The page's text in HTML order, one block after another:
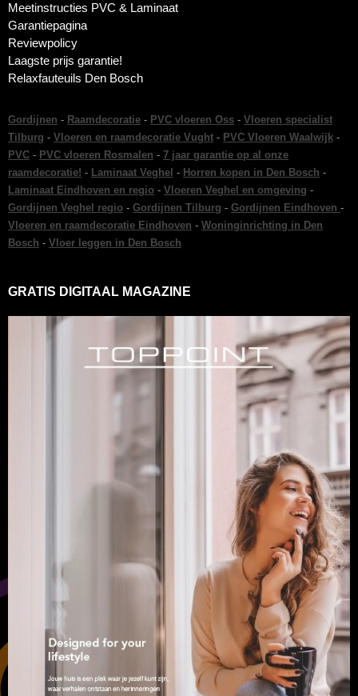
Meetinstructies PVC & Laminaat
Garantiepagina
Reviewpolicy
Laagste prijs garantie!
Relaxfauteuils Den Bosch
Gordijnen - Raamdecoratie - PVC vloeren Oss - Vloeren specialist
Tilburg - Vloeren en raamdecoratie Vught - PVC Vloeren Waalwijk -
PVC - PVC vloeren Rosmalen - 7 jaar garantie op al onze
raamdecoratie! - Laminaat Veghel - Horren kopen in Den Bosch -
Laminaat Eindhoven en regio - Vloeren Veghel en omgeving -
Gordijnen Veghel regio - Gordijnen Tilburg - Gordijnen Eindhoven -
Vloeren en raamdecoratie Eindhoven - Woninginrichting in Den
Bosch - Vloer leggen in Den Bosch
GRATIS DIGITAAL MAGAZINE